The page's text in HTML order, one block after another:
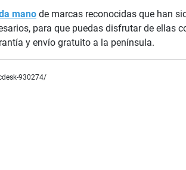
mano de marcas reconocidas que han
para que puedas disfrutar de ellas
y envío gratuito a la península.
930274/
libertad y comodidad